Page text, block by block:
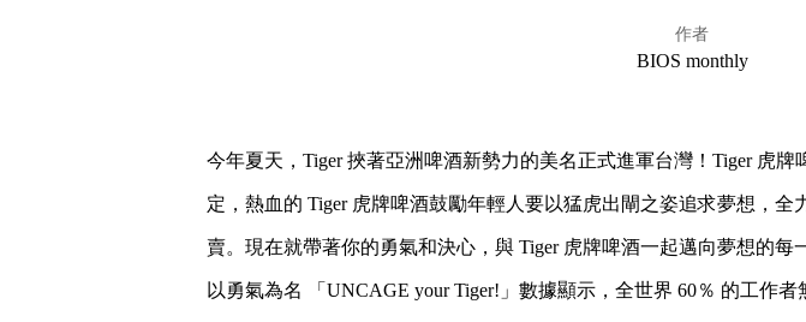
作者
BIOS monthly
今年夏天，Tiger 挾著亞洲啤酒新勢力的美名正式進軍台灣！Tiger 虎
定，熱血的 Tiger 虎牌啤酒鼓勵年輕人要以猛虎出閘之姿追求夢想，
賣。現在就帶著你的勇氣和決心，與 Tiger 虎牌啤酒一起邁向夢想的每
以勇氣為名 「UNCAGE your Tiger!」數據顯示，全世界 60％ 的工作